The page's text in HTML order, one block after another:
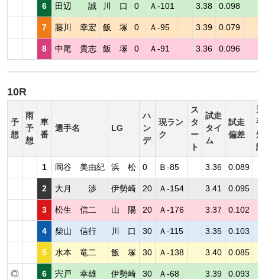
6 田辺 誠 川 口 0 Ａ-101 3.38 0.098
7 藤川 幸宏 飯 塚 0 Ａ-95 3.39 0.079
8 中尾 貴志 飯 塚 0 Ａ-91 3.36 0.096
10R
予
想
雨
予
想
車
番
選手名 LG
ハ
ン
デ
現ラン
ク
ス
タ
ー
ト
試走
タイ
ム
試走
偏差
選
手
短
評
1 岡谷 美由紀 浜 松 0 Ｂ-85 3.36 0.089
2 大月 渉 伊勢崎 20 Ａ-154 3.41 0.095
3 松生 信二 山 陽 20 Ａ-176 3.37 0.102
4 柴山 信行 川 口 30 Ａ-115 3.35 0.103
5 水本 竜二 飯 塚 30 Ａ-138 3.40 0.085
◎ 6 宍戸 幸雄 伊勢崎 30 Ａ-68 3.39 0.093